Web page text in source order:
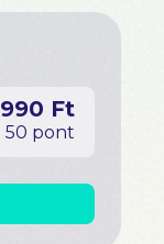
990 Ft
50 pont